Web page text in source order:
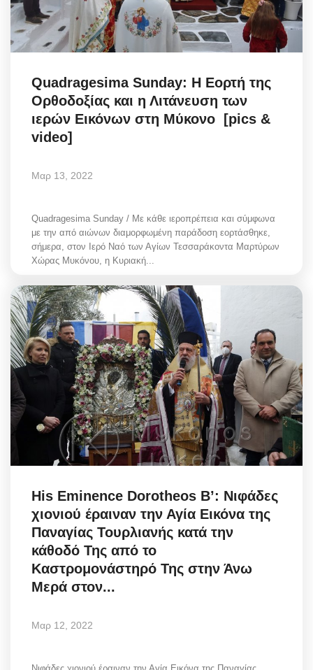
Quadragesima Sunday: Η Εορτή της
Ορθοδοξίας και η Λιτάνευση των
ιερών Εικόνων στη Μύκονο [pics &
video]
Μαρ 13, 2022
Quadragesima Sunday / Με κάθε ιεροπρέπεια και σύμφωνα
με την από αιώνων διαμορφωμένη παράδοση εορτάσθηκε,
σήμερα, στον Ιερό Ναό των Αγίων Τεσσαράκοντα Μαρτύρων
Χώρας Μυκόνου, η Κυριακή...
His Eminence Dorotheos B’: Νιφάδες
χιονιού έραιναν την Αγία Εικόνα της
Παναγίας Τουρλιανής κατά την
κάθοδό Της από το
Καστρομονάστηρό Της στην Άνω
Μερά στον...
Μαρ 12, 2022